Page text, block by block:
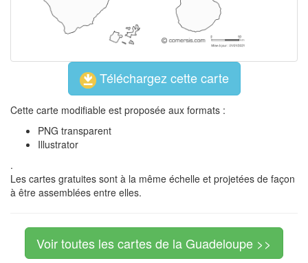
Téléchargez cette carte
Cette carte modifiable est proposée aux formats :
PNG transparent
Illustrator
.
Les cartes gratuites sont à la même échelle et projetées de façon
à être assemblées entre elles.
Voir toutes les cartes de la Guadeloupe >>